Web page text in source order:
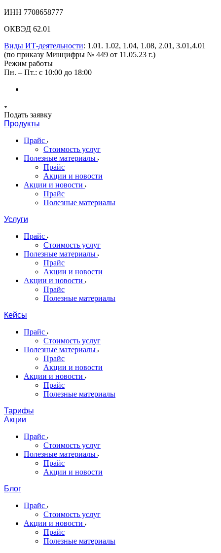
ИНН 7708658777
ОКВЭД 62.01
Виды ИТ-деятельности: 1.01. 1.02, 1.04, 1.08, 2.01, 3.01,4.01
(по приказу Минцифры № 449 от 11.05.23 г.)
Режим работы
Пн. – Пт.: с 10:00 до 18:00
Подать заявку
Продукты
Прайс
Стоимость услуг
Полезные материалы
Прайс
Акции и новости
Акции и новости
Прайс
Полезные материалы
Услуги
Прайс
Стоимость услуг
Полезные материалы
Прайс
Акции и новости
Акции и новости
Прайс
Полезные материалы
Кейсы
Прайс
Стоимость услуг
Полезные материалы
Прайс
Акции и новости
Акции и новости
Прайс
Полезные материалы
Тарифы
Акции
Прайс
Стоимость услуг
Полезные материалы
Прайс
Акции и новости
Блог
Прайс
Стоимость услуг
Акции и новости
Прайс
Полезные материалы